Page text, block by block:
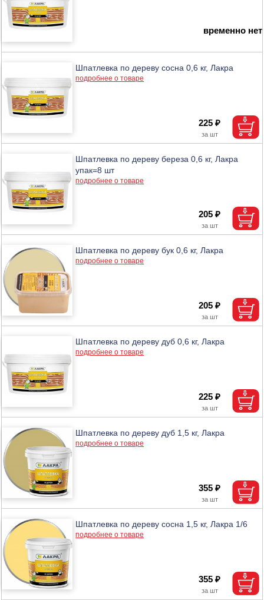
временно нет
Шпатлевка по дереву сосна 0,6 кг, Лакра
подробнее о товаре
225 ₽
Шпатлевка по дереву береза 0,6 кг, Лакра
упак=8 шт
подробнее о товаре
205 ₽
Шпатлевка по дереву бук 0,6 кг, Лакра
подробнее о товаре
205 ₽
Шпатлевка по дереву дуб 0,6 кг, Лакра
подробнее о товаре
225 ₽
Шпатлевка по дереву дуб 1,5 кг, Лакра
подробнее о товаре
355 ₽
Шпатлевка по дереву сосна 1,5 кг, Лакра 1/6
подробнее о товаре
355 ₽